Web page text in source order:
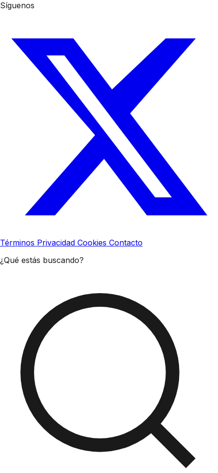
Síguenos
Términos Privacidad Cookies Contacto
¿Qué estás buscando?